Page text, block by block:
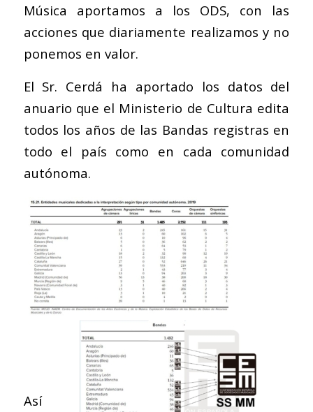
Música aportamos a los ODS, con las
acciones que diariamente realizamos y no
ponemos en valor.
El Sr. Cerdá ha aportado los datos del
anuario que el Ministerio de Cultura edita
todos los años de las Bandas registras en
todo el país como en cada comunidad
autónoma.
Así